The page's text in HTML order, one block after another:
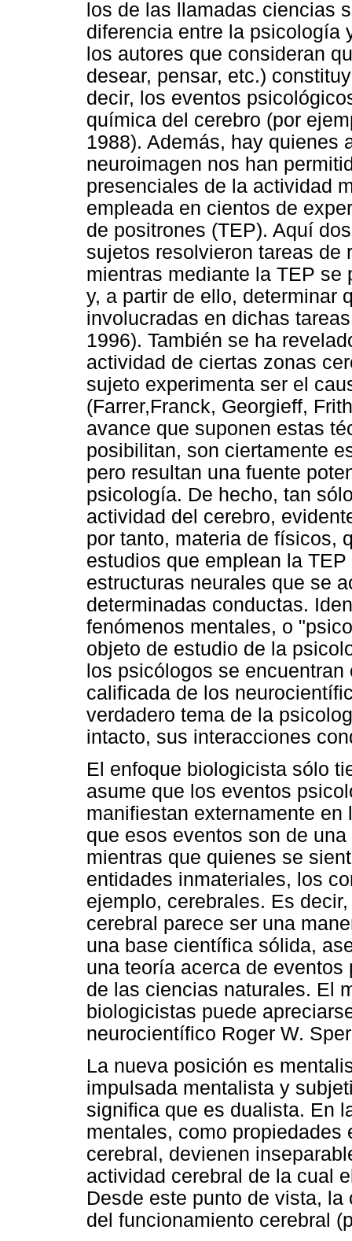
los de las llamadas ciencias
diferencia entre la psicología
los autores que consideran
desear, pensar, etc.)
decir, los eventos
química del cerebro (por
1988). Además, hay quienes
neuroimagen nos han
presenciales de la actividad
empleada en cientos de
de positrones (TEP). Aquí
sujetos resolvieron tareas de
mientras mediante la TEP
y, a partir de ello, determinar
involucradas en dichas
1996). También se ha
actividad de ciertas zonas
sujeto experimenta ser el
(Farrer,Franck, Georgieff,
avance que suponen estas
posibilitan, son ciertamente
pero resultan una fuente
psicología. De hecho, tan
actividad del cerebro,
por tanto, materia de físicos,
estudios que emplean la
estructuras neurales que se
determinadas conductas.
fenómenos mentales, o
objeto de estudio de la
los psicólogos se
calificada de los
verdadero tema de la
intacto, sus interacciones
El enfoque biologicista sólo
asume que los eventos
manifiestan externamente
que esos eventos son de
mientras que quienes se
entidades inmateriales, los
ejemplo, cerebrales. Es
cerebral parece ser una
una base científica sólida,
una teoría acerca de
de las ciencias naturales. El
biologicistas puede
neurocientífico Roger W.
La nueva posición es
impulsada mentalista y
significa que es dualista. En
mentales, como
cerebral, devienen
actividad cerebral de la cual
Desde este punto de vista,
del funcionamiento cerebral